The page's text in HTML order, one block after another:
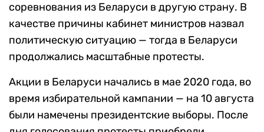
соревнования из Беларуси в другую страну. В
качестве причины кабинет министров назвал
политическую ситуацию — тогда в Беларуси
продолжались масштабные протесты.
Акции в Беларуси начались в мае 2020 года, во
время избирательной кампании — на 10 августа
были намечены президентские выборы. После